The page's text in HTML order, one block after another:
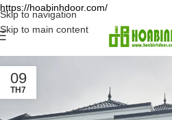
https://hoabinhdoor.com/
Skip to navigation
Skip to main content
09
TH7